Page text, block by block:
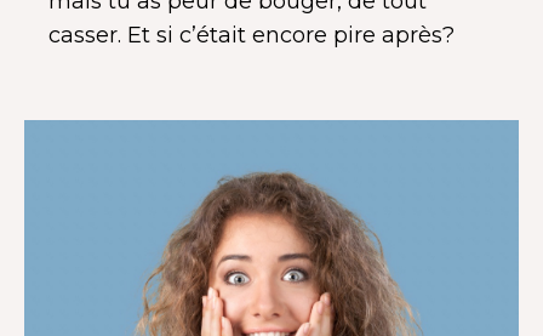
casser. Et si c’était encore pire après?